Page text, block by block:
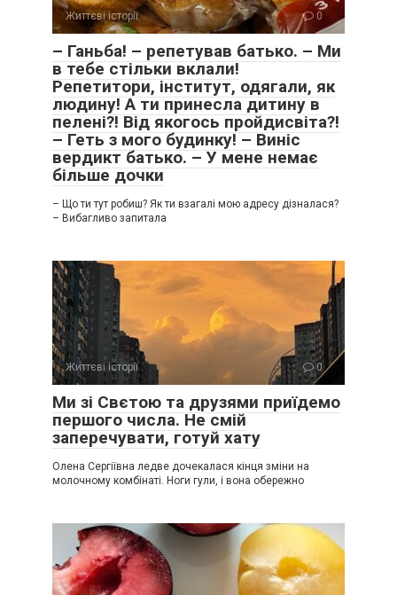
Життєві історії 0
– Ганьба! – репетував батько. – Ми
в тебе стільки вклали!
Репетитори, інститут, одягали, як
людину! А ти принесла дитину в
пелені?! Від якогось пройдисвіта?!
– Геть з мого будинку! – Виніс
вердикт батько. – У мене немає
більше дочки
– Що ти тут робиш? Як ти взагалі мою адресу дізналася?
– Вибагливо запитала
Життєві історії 0
Ми зі Свєтою та друзями приїдемо
першого числа. Не смій
заперечувати, готуй хату
Олена Сергіївна ледве дочекалася кінця зміни на
молочному комбінаті. Ноги гули, і вона обережно